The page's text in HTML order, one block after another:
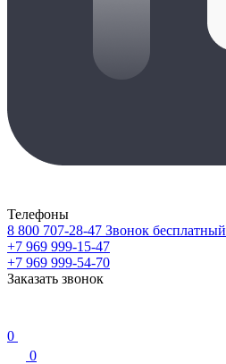
Телефоны
8 800 707-28-47 Звонок бесплатный
+7 969 999-15-47
+7 969 999-54-70
Заказать звонок
0
0